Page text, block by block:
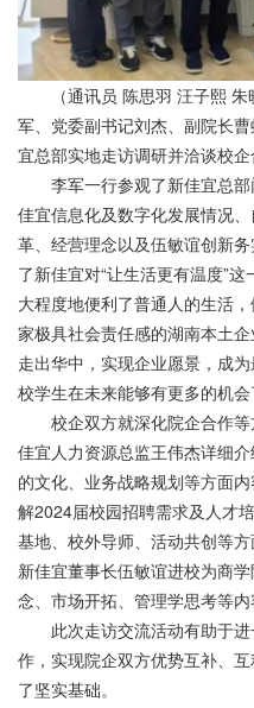
（通讯员 陈思羽 汪子熙
军、党委副书记刘杰、副院长
宜总部实地走访调研并洽谈校企
李军一行参观了新佳宜总
佳宜信息化及数字化发展情况
革、经营理念以及伍敏谊创新
了新佳宜对“让生活更有温度”
大程度地便利了普通人的生活
家极具社会责任感的湖南本土企
走出华中，实现企业愿景，成
校学生在未来能够有更多的机会
校企双方就深化院企合作
佳宜人力资源总监王伟杰详细
的文化、业务战略规划等方面
解2024届校园招聘需求及人才
基地、校外导师、活动共创等
新佳宜董事长伍敏谊进校为商
念、市场开拓、管理学思考等内
此次走访交流活动有助于
作，实现院企双方优势互补、
了坚实基础。